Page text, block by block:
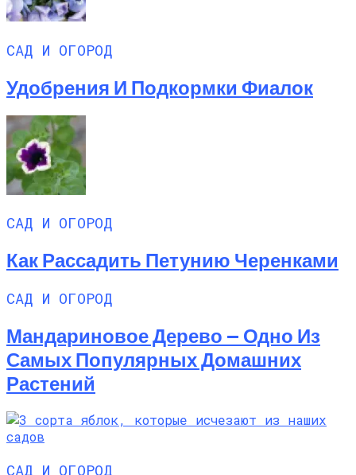
САД И ОГОРОД
Удобрения И Подкормки Фиалок
САД И ОГОРОД
Как Рассадить Петунию Черенками
САД И ОГОРОД
Мандариновое Дерево — Одно Из
Самых Популярных Домашних
Растений
САД И ОГОРОД